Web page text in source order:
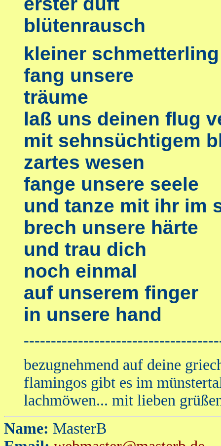
blütenrausch
kleiner schmetterling
fang unsere
träume
laß uns deinen flug
mit sehnsüchtigem
zartes wesen
fange unsere seele
und tanze mit ihr im
brech unsere härte
und trau dich
noch einmal
auf unserem finger
in unsere hand
bezugnehmend auf deine
flamingos gibt es im
lachmöwen... mit lieben
Name: MasterB